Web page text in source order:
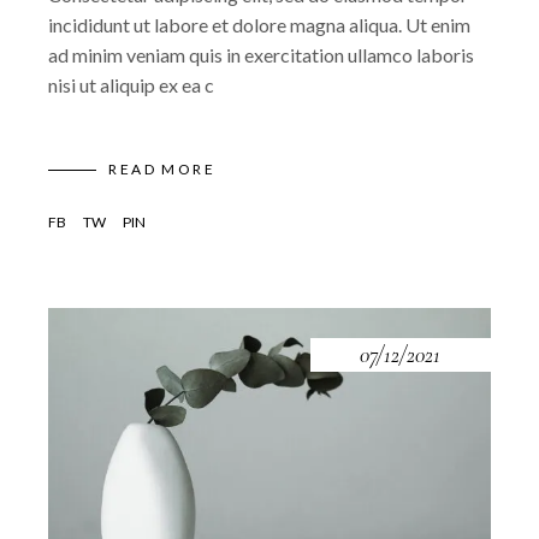
incididunt ut labore et dolore magna aliqua. Ut enim
ad minim veniam quis in exercitation ullamco laboris
nisi ut aliquip ex ea c
READ MORE
FB TW PIN
07/12/2021